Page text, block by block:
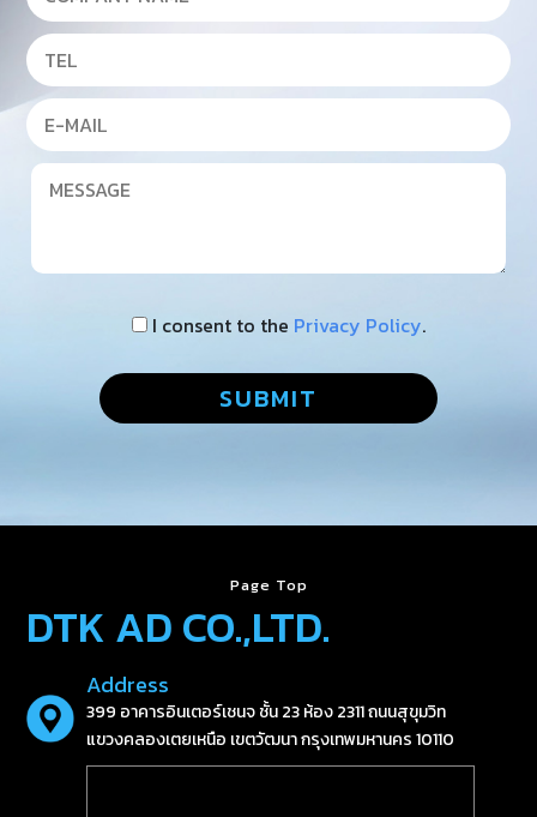
I consent to the Privacy Policy.
Page Top
DTK AD CO.,LTD.
Address
399 อาคารอินเตอร์เชนจ ชั้น 23 ห้อง 2311 ถนนสุขุมวิท
แขวงคลองเตยเหนือ เขตวัฒนา กรุงเทพมหานคร 10110